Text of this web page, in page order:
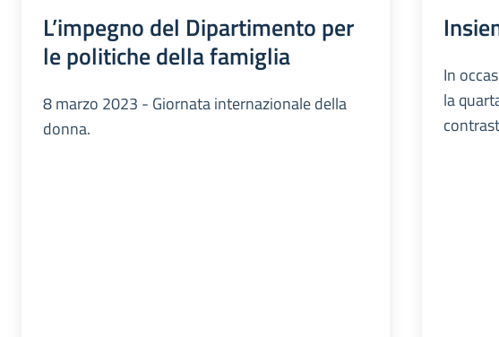
L’impegno del Dipartimento per
le politiche della famiglia
8 marzo 2023 - Giornata internazionale della
donna.
In
la